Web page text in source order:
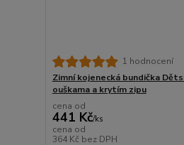
1 hodnocení
Zimní kojenecká bundička
ouškama a krytím zipu
cena od
441 Kč/ks
cena od
364 Kč bez DPH